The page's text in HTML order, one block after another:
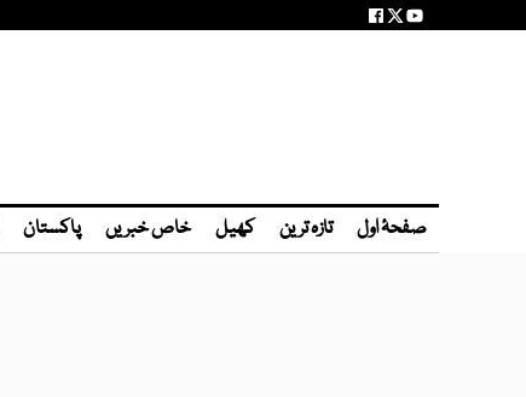
صفحۂ اول تازہ ترین کھیل خاص خبریں پاکستان